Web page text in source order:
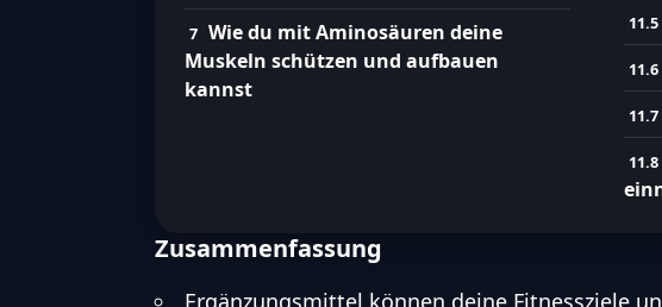
Wie du mit Aminosäuren deine
Muskeln schützen und aufbauen
kannst
Zusammenfassung
Ergänzungsmittel können deine Fitnessziele